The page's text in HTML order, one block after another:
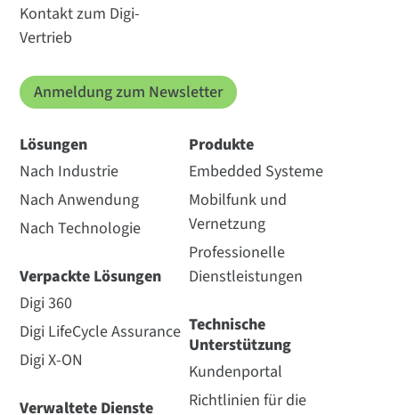
Kontakt zum Digi-
Vertrieb
Anmeldung zum Newsletter
Lösungen
Nach Industrie
Nach Anwendung
Nach Technologie
Verpackte Lösungen
Digi 360
Digi LifeCycle Assurance
Digi X-ON
Verwaltete Dienste
Produkte
Embedded Systeme
Mobilfunk und
Vernetzung
Professionelle
Dienstleistungen
Technische
Unterstützung
Kundenportal
Richtlinien für die